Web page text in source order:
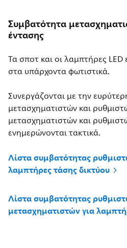
Συμβατότητα
έντασης
Τα σποτ και οι λαμπτήρες
στα υπάρχοντα φωτιστικά.
Συνεργάζονται με την
μετασχηματιστών και
μετασχηματιστών και
ενημερώνονται τακτικά.
Λίστα συμβατότητας
λαμπτήρες τάσης δικτύου
Λίστα συμβατότητας
μετασχηματιστών για